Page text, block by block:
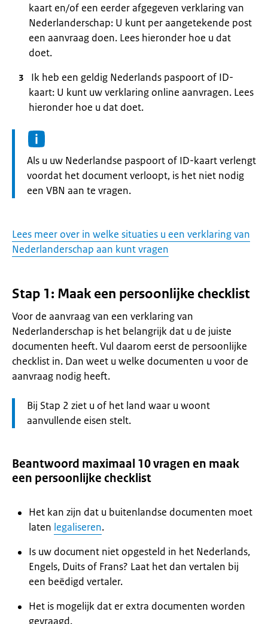
kaart en/of een eerder afgegeven verklaring van
Nederlanderschap: U kunt per aangetekende post
een aanvraag doen. Lees hieronder hoe u dat
doet.
Ik heb een geldig Nederlands paspoort of ID-
kaart: U kunt uw verklaring online aanvragen. Lees
hieronder hoe u dat doet.
Informatie:
Als u uw Nederlandse paspoort of ID-kaart verlengt
voordat het document verloopt, is het niet nodig
een VBN aan te vragen.
Lees meer over in welke situaties u een verklaring van
Nederlanderschap aan kunt vragen
Stap 1: Maak een persoonlijke checklist
Voor de aanvraag van een verklaring van
Nederlanderschap is het belangrijk dat u de juiste
documenten heeft. Vul daarom eerst de persoonlijke
checklist in. Dan weet u welke documenten u voor de
aanvraag nodig heeft.
Let
op:
Bij Stap 2 ziet u of het land waar u woont
aanvullende eisen stelt.
Beantwoord maximaal 10 vragen en maak
een persoonlijke checklist
Het kan zijn dat u buitenlandse documenten moet
laten legaliseren.
Is uw document niet opgesteld in het Nederlands,
Engels, Duits of Frans? Laat het dan vertalen bij
een beëdigd vertaler.
Het is mogelijk dat er extra documenten worden
gevraagd.